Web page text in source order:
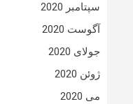
سپتامبر 2020
آگوست 2020
جولای 2020
ژوئن 2020
می 2020